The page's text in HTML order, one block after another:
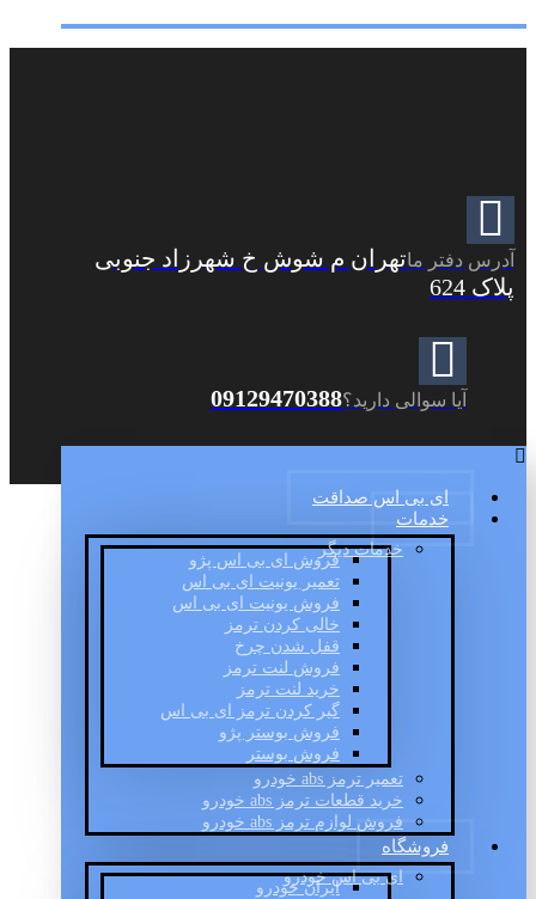
آدرس دفتر ماتهران م شوش خ شهرزاد جنوبی
پلاک 624
آیا سوالی دارید؟09129470388
ای بی اس صداقت
خدمات
خدمات دیگر
فروش ای بی اس پژو
تعمیر یونیت ای بی اس
فروش یونیت ای بی اس
خالی کردن ترمز
قفل شدن چرخ
فروش لنت ترمز
خرید لنت ترمز
گیر کردن ترمز ای بی اس
فروش بوستر پژو
فروش بوستر
تعمیر ترمز abs خودرو
خرید قطعات ترمز abs خودرو
فروش لوازم ترمز abs خودرو
فروشگاه
ای بی اس خودرو
ایران خودرو